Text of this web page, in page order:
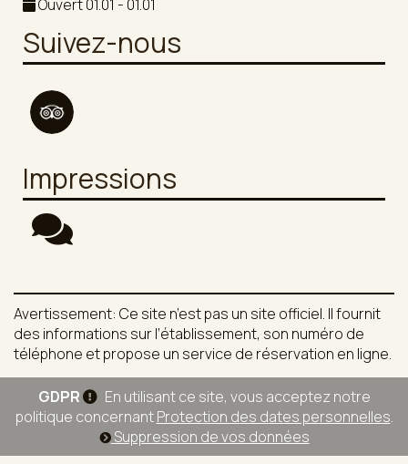
Ouvert 01.01 - 01.01
Suivez-nous
Impressions
Avertissement: Ce site n’est pas un site officiel. Il fournit
des informations sur l’établissement, son numéro de
téléphone et propose un service de réservation en ligne.
GDPR
En utilisant ce site, vous acceptez notre
politique concernantProtection des dates personnelles.
Suppression de vos données